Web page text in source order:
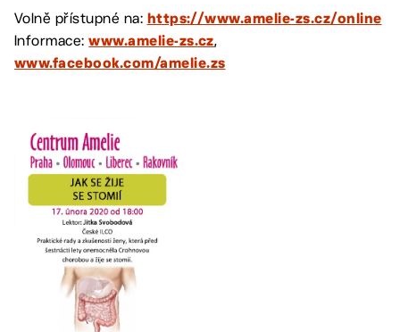
Volně přístupné na: https://www.amelie-zs.cz/online
Informace:www.amelie-zs.cz,
www.facebook.com/amelie.zs